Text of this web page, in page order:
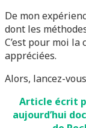
De mon
dont les
C’est pour moi la
appréciées.
Alors, lancez-
Article écrit
aujourd’hui